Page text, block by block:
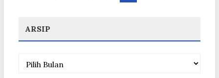
ARSIP
Arsip